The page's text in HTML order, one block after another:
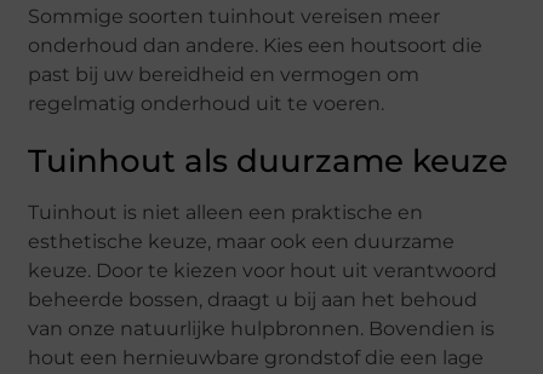
Sommige soorten tuinhout vereisen meer
onderhoud dan andere. Kies een houtsoort die
past bij uw bereidheid en vermogen om
regelmatig onderhoud uit te voeren.
Tuinhout als duurzame keuze
Tuinhout is niet alleen een praktische en
esthetische keuze, maar ook een duurzame
keuze. Door te kiezen voor hout uit verantwoord
beheerde bossen, draagt u bij aan het behoud
van onze natuurlijke hulpbronnen. Bovendien is
hout een hernieuwbare grondstof die een lage